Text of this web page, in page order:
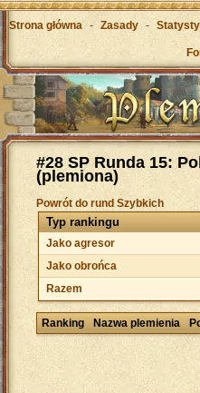
Strona główna - Zasady -
#28 SP Runda 15:
(plemiona)
Powrót do rund Szybkich
Typ rankingu
Jako agresor
Jako obrońca
Razem
Ranking Nazwa plemienia